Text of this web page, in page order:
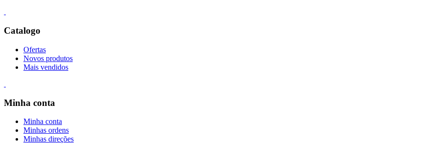
Catalogo
Ofertas
Novos produtos
Mais vendidos
Minha conta
Minha conta
Minhas ordens
Minhas direções